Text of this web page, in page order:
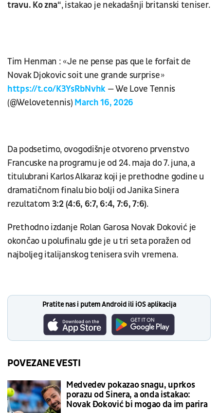
travu. Ko zna“, istakao je nekadašnji britanski teniser.
Tim Henman : « Je ne pense pas que le forfait de
Novak Djokovic soit une grande surprise »
https://t.co/K3YsRbNvhk — We Love Tennis
(@Welovetennis) March 16, 2026
Da podsetimo, ovogodišnje otvoreno prvenstvo
Francuske na programu je od 24. maja do 7. juna, a
titulubrani Karlos Alkaraz koji je prethodne godine u
dramatičnom finalu bio bolji od Janika Sinera
rezultatom 3:2 (4:6, 6:7, 6:4, 7:6, 7:6).
Prethodno izdanje Rolan Garosa Novak Đoković je
okončao u polufinalu gde je u tri seta poražen od
najboljeg italijanskog tenisera svih vremena.
Pratite nas i putem Android ili iOS aplikacija
POVEZANE VESTI
Medvedev pokazao snagu, uprkos
porazu od Sinera, a onda istakao:
Novak Đoković bi mogao da im parira